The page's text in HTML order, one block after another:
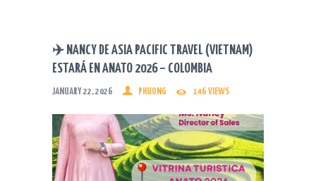
✈️ NANCY DE ASIA PACIFIC TRAVEL (VIETNAM)
ESTARÁ EN ANATO 2026 – COLOMBIA
JANUARY 22, 2026 PHUONG 146 VIEWS